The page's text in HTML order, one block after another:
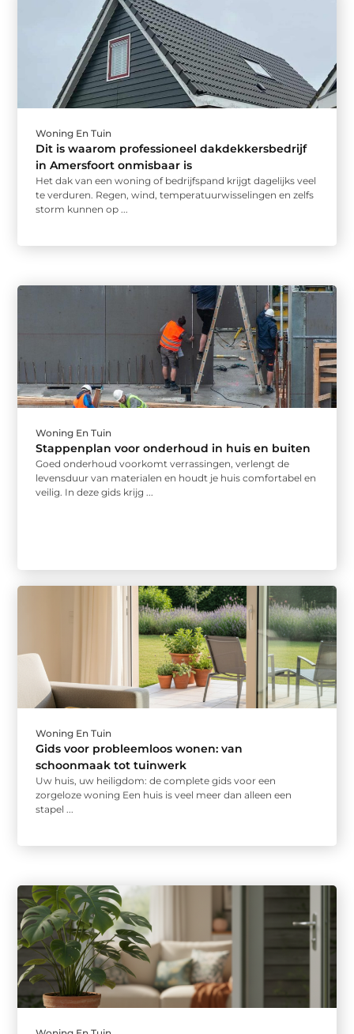
Woning En Tuin
Dit is waarom professioneel dakdekkersbedrijf
in Amersfoort onmisbaar is
Het dak van een woning of bedrijfspand krijgt dagelijks veel
te verduren. Regen, wind, temperatuurwisselingen en zelfs
storm kunnen op ...
Woning En Tuin
Stappenplan voor onderhoud in huis en buiten
Goed onderhoud voorkomt verrassingen, verlengt de
levensduur van materialen en houdt je huis comfortabel en
veilig. In deze gids krijg ...
Woning En Tuin
Gids voor probleemloos wonen: van
schoonmaak tot tuinwerk
Uw huis, uw heiligdom: de complete gids voor een
zorgeloze woning Een huis is veel meer dan alleen een
stapel ...